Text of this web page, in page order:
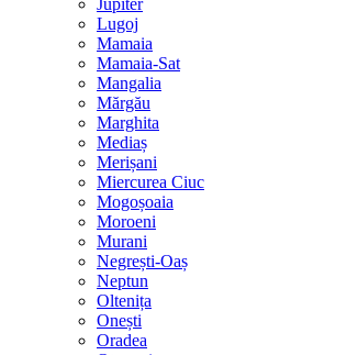
Jupiter
Lugoj
Mamaia
Mamaia-Sat
Mangalia
Mărgău
Marghita
Mediaș
Merișani
Miercurea Ciuc
Mogoșoaia
Moroeni
Murani
Negrești-Oaș
Neptun
Oltenița
Onești
Oradea